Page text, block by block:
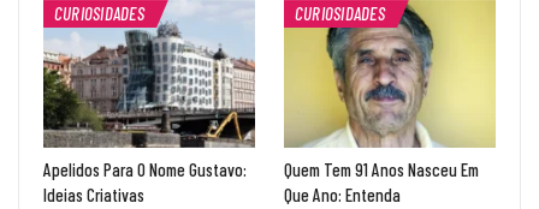
CURIOSIDADES
Apelidos Para O Nome Gustavo:
Ideias Criativas
CURIOSIDADES
Quem Tem 91 Anos Nasceu Em
Que Ano: Entenda